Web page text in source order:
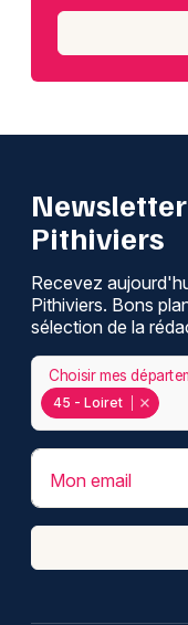
Pithiviers
Recevez
Pithiviers. Bons
sélection de la
45 - Loiret
Choisir mes
Mon email